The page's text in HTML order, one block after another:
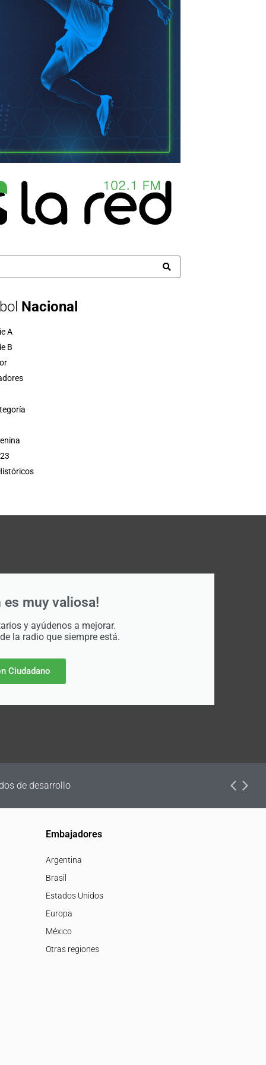
Nacional
A
B
es muy valiosa!
y ayúdenos a mejorar.
la radio que siempre está.
Ciudadano
de desarrollo
Embajadores
Argentina
Brasil
Estados Unidos
Europa
México
Otras regiones